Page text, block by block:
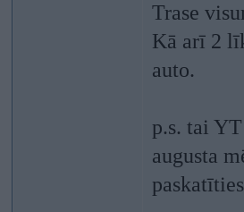
Trase
Kā arī 2
auto.
p.s. tai
augusta